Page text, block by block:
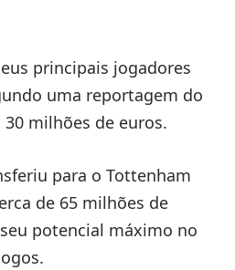
principais jogadores
uma reportagem do
milhões de euros.
para o Tottenham
de 65 milhões de
potencial máximo no